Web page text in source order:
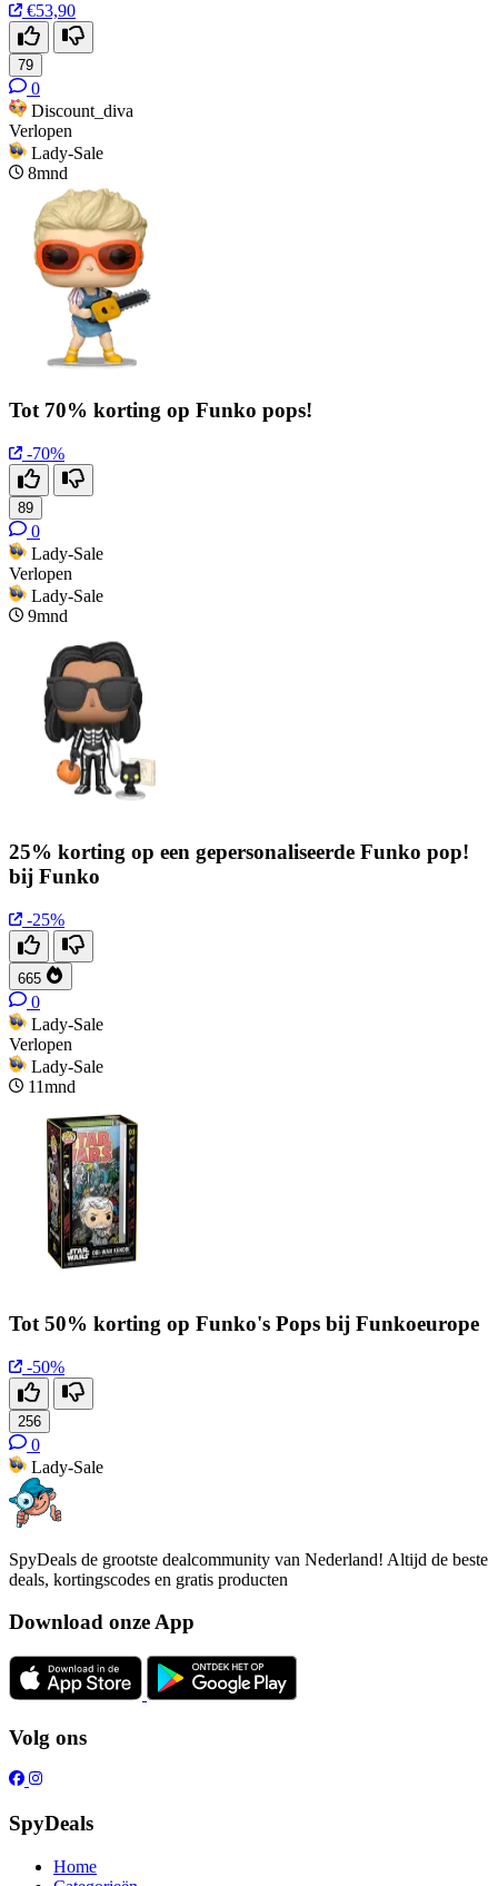
€53,90
79
0
Discount_diva
Verlopen
Lady-Sale
8mnd
Tot 70% korting op Funko pops!
-70%
89
0
Lady-Sale
Verlopen
Lady-Sale
9mnd
25% korting op een gepersonaliseerde Funko pop!
bij Funko
-25%
665
0
Lady-Sale
Verlopen
Lady-Sale
11mnd
Tot 50% korting op Funko's Pops bij Funkoeurope
-50%
256
0
Lady-Sale
SpyDeals de grootste dealcommunity van Nederland! Altijd de beste
deals, kortingscodes en gratis producten
Download onze App
Volg ons
SpyDeals
Home